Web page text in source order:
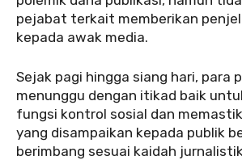
pejabat terkait memberikan
kepada awak media.
‎Sejak pagi hingga siang hari, para
menunggu dengan itikad baik
fungsi kontrol sosial dan
yang disampaikan kepada publik
berimbang sesuai kaidah